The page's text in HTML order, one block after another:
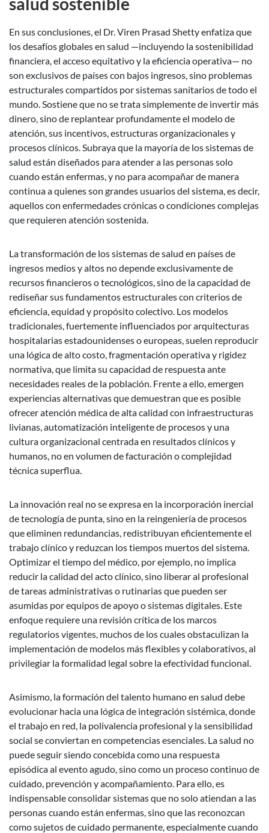
En sus conclusiones, el Dr. Viren Prasad Shetty enfatiza que
los desafíos globales en salud —incluyendo la sostenibilidad
financiera, el acceso equitativo y la eficiencia operativa— no
son exclusivos de países con bajos ingresos, sino problemas
estructurales compartidos por sistemas sanitarios de todo el
mundo. Sostiene que no se trata simplemente de invertir más
dinero, sino de replantear profundamente el modelo de
atención, sus incentivos, estructuras organizacionales y
procesos clínicos. Subraya que la mayoría de los sistemas de
salud están diseñados para atender a las personas solo
cuando están enfermas, y no para acompañar de manera
continua a quienes son grandes usuarios del sistema, es decir,
aquellos con enfermedades crónicas o condiciones complejas
que requieren atención sostenida.
La transformación de los sistemas de salud en países de
ingresos medios y altos no depende exclusivamente de
recursos financieros o tecnológicos, sino de la capacidad de
rediseñar sus fundamentos estructurales con criterios de
eficiencia, equidad y propósito colectivo. Los modelos
tradicionales, fuertemente influenciados por arquitecturas
hospitalarias estadounidenses o europeas, suelen reproducir
una lógica de alto costo, fragmentación operativa y rigidez
normativa, que limita su capacidad de respuesta ante
necesidades reales de la población. Frente a ello, emergen
experiencias alternativas que demuestran que es posible
ofrecer atención médica de alta calidad con infraestructuras
livianas, automatización inteligente de procesos y una
cultura organizacional centrada en resultados clínicos y
humanos, no en volumen de facturación o complejidad
técnica superflua.
La innovación real no se expresa en la incorporación inercial
de tecnología de punta, sino en la reingeniería de procesos
que eliminen redundancias, redistribuyan eficientemente el
trabajo clínico y reduzcan los tiempos muertos del sistema.
Optimizar el tiempo del médico, por ejemplo, no implica
reducir la calidad del acto clínico, sino liberar al profesional
de tareas administrativas o rutinarias que pueden ser
asumidas por equipos de apoyo o sistemas digitales. Este
enfoque requiere una revisión crítica de los marcos
regulatorios vigentes, muchos de los cuales obstaculizan la
implementación de modelos más flexibles y colaborativos, al
privilegiar la formalidad legal sobre la efectividad funcional.
Asimismo, la formación del talento humano en salud debe
evolucionar hacia una lógica de integración sistémica, donde
el trabajo en red, la polivalencia profesional y la sensibilidad
social se conviertan en competencias esenciales. La salud no
puede seguir siendo concebida como una respuesta
episódica al evento agudo, sino como un proceso continuo de
cuidado, prevención y acompañamiento. Para ello, es
indispensable consolidar sistemas que no solo atiendan a las
personas cuando están enfermas, sino que las reconozcan
como sujetos de cuidado permanente, especialmente cuando